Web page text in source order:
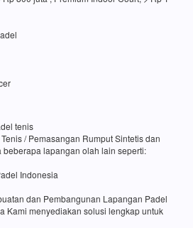
tenis
/ Pemasangan Rumput Sintetis dan
lapangan olah lain seperti:
Indonesia
dan Pembangunan Lapangan Padel
Kami menyediakan solusi lengkap untuk